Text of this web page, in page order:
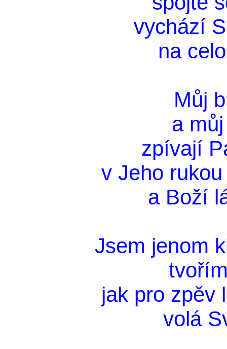
vychází
na
Můj
a
zpívají
v Jeho
a Boží
Jsem jenom
jak pro zpěv
volá